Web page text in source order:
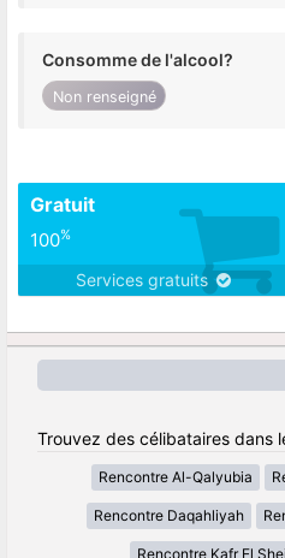
Consomme de l'alcool?
Non renseigné
Gratuit
100%
Services gratuits
Trouvez des célibataires dans
Rencontre Al-Qalyubia
Rencontre Daqahliyah
Rencontre Kafr El